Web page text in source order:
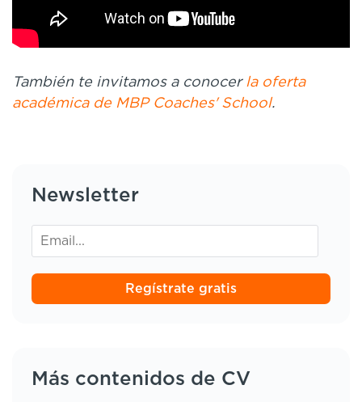
También te invitamos a conocer la oferta
académica de MBP Coaches' School.
Newsletter
Regístrate gratis
Más contenidos de CV